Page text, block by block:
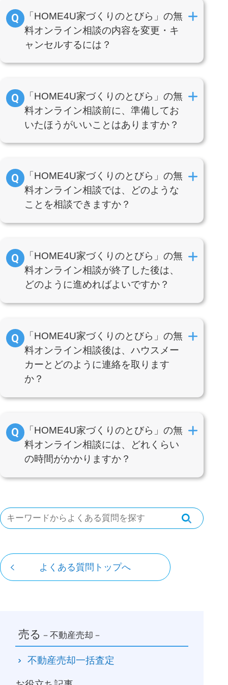
「HOME4U家づくりのとびら」の無
料オンライン相談の内容を変更・キ
ャンセルするには？
「HOME4U家づくりのとびら」の無
料オンライン相談前に、準備してお
いたほうがいいことはありますか？
「HOME4U家づくりのとびら」の無
料オンライン相談では、どのような
ことを相談できますか？
「HOME4U家づくりのとびら」の無
料オンライン相談が終了した後は、
どのように進めればよいですか？
「HOME4U家づくりのとびら」の無
料オンライン相談後は、ハウスメー
カーとどのように連絡を取ります
か？
「HOME4U家づくりのとびら」の無
料オンライン相談には、どれくらい
の時間がかかりますか？
よくある質問トップへ
売る －不動産売却－
不動産売却一括査定